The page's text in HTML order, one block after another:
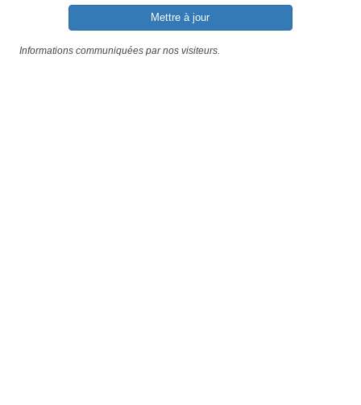
Mettre à jour
Informations communiquées par nos visiteurs.